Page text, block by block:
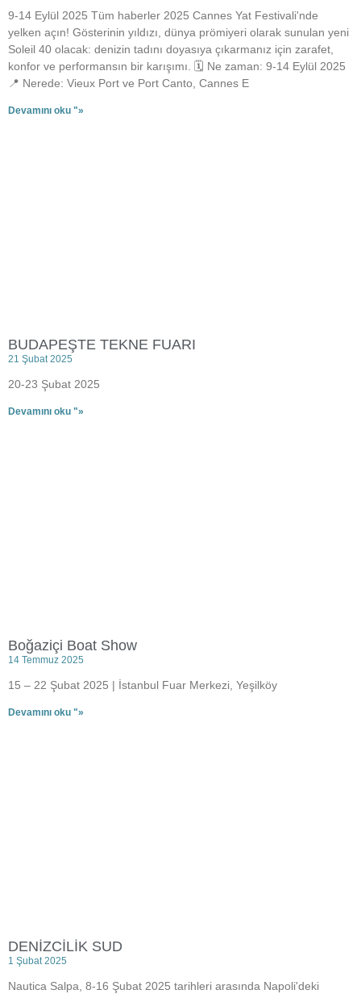
9-14 Eylül 2025 Tüm haberler 2025 Cannes Yat Festivali'nde
yelken açın! Gösterinin yıldızı, dünya prömiyeri olarak sunulan yeni
Soleil 40 olacak: denizin tadını doyasıya çıkarmanız için zarafet,
konfor ve performansın bir karışımı. 🗓 Ne zaman: 9-14 Eylül 2025
📍 Nerede: Vieux Port ve Port Canto, Cannes E
Devamını oku "»
BUDAPEŞTE TEKNE FUARI
21 Şubat 2025
20-23 Şubat 2025
Devamını oku "»
Boğaziçi Boat Show
14 Temmuz 2025
15 – 22 Şubat 2025 | İstanbul Fuar Merkezi, Yeşilköy
Devamını oku "»
DENİZCİLİK SUD
1 Şubat 2025
Nautica Salpa, 8-16 Şubat 2025 tarihleri arasında Napoli'deki